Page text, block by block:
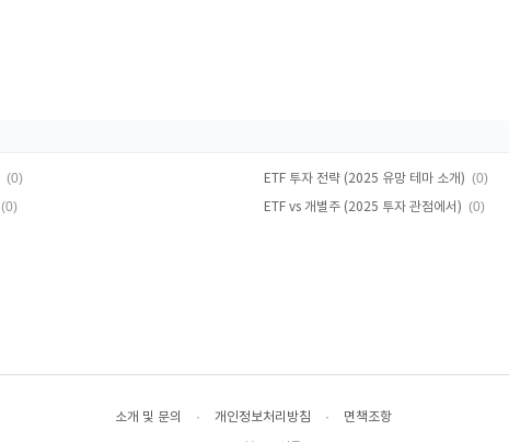
(0) ETF 투자 전략 (2025 유망 테마 소개) (0)
(0) ETF vs 개별주 (2025 투자 관점에서) (0)
소개 및 문의 · 개인정보처리방침 · 면책조항